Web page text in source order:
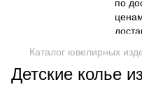
Каталог ювелирных
Детские колье